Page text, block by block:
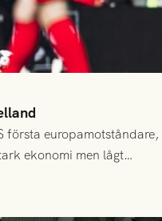
första europamotståndare,
ekonomi men lågt
styrka och individuell